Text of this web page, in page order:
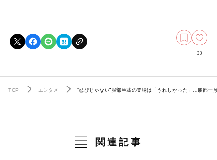
33
TOP エンタメ “忍びじゃない”服部半蔵の登場は「うれしかった」…服部一
関連記事